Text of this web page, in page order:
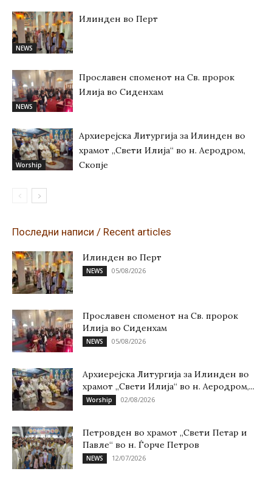
NEWS
Илинден во Перт
NEWS
Прославен споменот на Св. пророк
Илија во Сиденхам
Worship
Архиерејска Литургија за Илинден во
храмот „Свети Илија“ во н. Аеродром,
Скопје
Последни написи / Recent articles
Илинден во Перт
NEWS 05/08/2026
Прославен споменот на Св. пророк
Илија во Сиденхам
NEWS 05/08/2026
Архиерејска Литургија за Илинден во
храмот „Свети Илија“ во н. Аеродром,...
Worship 02/08/2026
Петровден во храмот „Свети Петар и
Павле“ во н. Ѓорче Петров
NEWS 12/07/2026